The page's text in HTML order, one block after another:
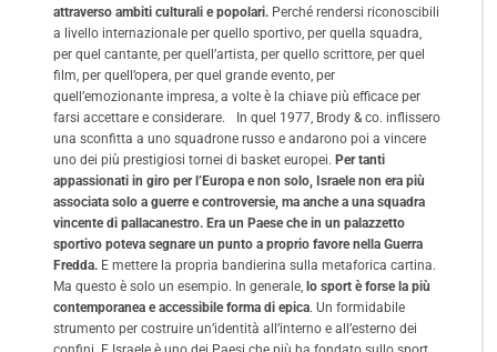
attraverso ambiti culturali e popolari. Perché rendersi riconoscibili
a livello internazionale per quello sportivo, per quella squadra,
per quel cantante, per quell’artista, per quello scrittore, per quel
film, per quell’opera, per quel grande evento, per
quell’emozionante impresa, a volte è la chiave più efficace per
farsi accettare e considerare. In quel 1977, Brody & co. inflissero
una sconfitta a uno squadrone russo e andarono poi a vincere
uno dei più prestigiosi tornei di basket europei. Per tanti
appassionati in giro per l’Europa e non solo, Israele non era più
associata solo a guerre e controversie, ma anche a una squadra
vincente di pallacanestro. Era un Paese che in un palazzetto
sportivo poteva segnare un punto a proprio favore nella Guerra
Fredda. E mettere la propria bandierina sulla metaforica cartina.
Ma questo è solo un esempio. In generale, lo sport è forse la più
contemporanea e accessibile forma di epica. Un formidabile
strumento per costruire un’identità all’interno e all’esterno dei